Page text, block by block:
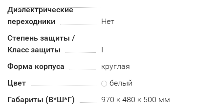
Диэлектрические
переходники
Нет
Степень защиты /
Класс защиты
I
Форма корпуса
круглая
Цвет
белый
Габариты (В*Ш*Г)
970 × 480 × 500 мм